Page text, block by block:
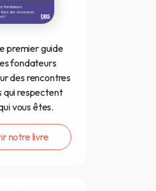
premier guide
fondateurs
des rencontres
qui respectent
vous êtes.
notre livre